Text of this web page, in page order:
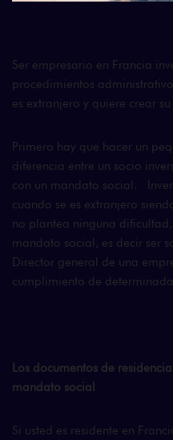
Ser empresario en Francia
procedimientos
es extranjero y quiere crear
Primero hay que hacer un
diferencia entre un socio
con un mandato social.
cuando se es extranjero
no plantea ninguna
mandato social, es decir ser
Director general de una
cumplimiento de
Los documentos de
mandato social
Si usted es residente en